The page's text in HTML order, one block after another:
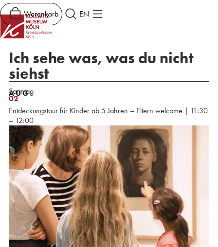
Warenkorb EN
Ich sehe was, was du nicht
siehst
Sonntag
02
AUG
Entdeckungstour für Kinder ab 5 Jahren – Eltern welcome | 11:30
– 12:00